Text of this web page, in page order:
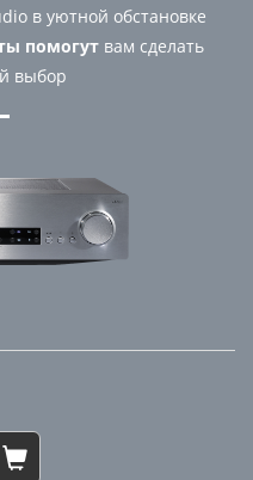
в уютной обстановке
помогут вам сделать
выбор